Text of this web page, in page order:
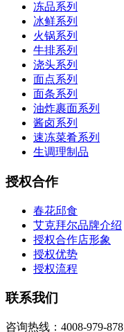
冻品系列
冰鲜系列
火锅系列
牛排系列
浇头系列
面点系列
面条系列
油炸裹面系列
酱卤系列
速冻菜肴系列
生调理制品
授权合作
春花邱食
艾克拜尔品牌介绍
授权合作店形象
授权优势
授权流程
联系我们
咨询热线：4008-979-878